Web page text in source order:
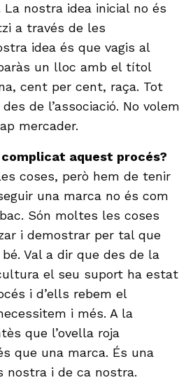
nostra idea inicial no és
a través de les
idea és que vagis al
un lloc amb el títol
cent per cent, raça. Tot
de l’associació. No volem
mercader.
aquest procés?
coses, però hem de tenir
una marca no és com
Són moltes les coses
i demostrar per tal que
Val a dir que des de la
el seu suport ha estat
i d’ells rebem el
i més. A la
que l’ovella roja
que una marca. És una
nostra i de ca nostra.